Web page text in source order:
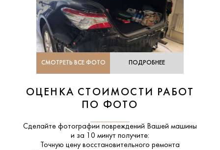
СМОТРЕТЬ ВСЕ ФОТО ПОДРОБНЕЕ
ОЦЕНКА СТОИМОСТИ РАБОТ
ПО ФОТО
Сделайте фотографии повреждений Вашей машины
и за
10 минут получите:
Точную цену восстановительного ремонта